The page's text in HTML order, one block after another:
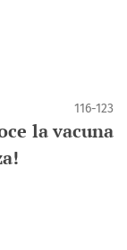
116-123
la vacuna